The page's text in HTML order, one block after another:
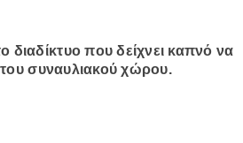
που δείχνει καπνό να
του συναυλιακού χώρου.